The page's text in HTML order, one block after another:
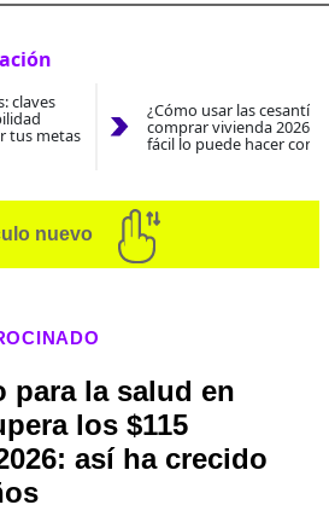
claves
tus metas
¿Cómo usar las
comprar vivienda 2026?
fácil lo puede hacer con
nuevo
para la salud en
los $115
así ha crecido